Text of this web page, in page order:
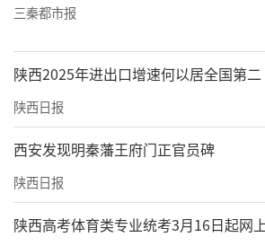
关说明。从价格看，MFUpro
00多到16800元不等，聚拉美
6800元，尖峰超声王价格从
等，半岛超声炮一代价格为一
左右，半岛黄金炮价格在
间，泰克斯黄金炮价格在
间，珀丽达铂金炮经典版为
9元，普门钻石超声炮价格为
三秦都市报
陕西2025年进出口增速何以居全国第二
陕西日报
西安发现明秦藩王府门正官员碑
陕西日报
陕西高考体育类专业统考3月16日起网